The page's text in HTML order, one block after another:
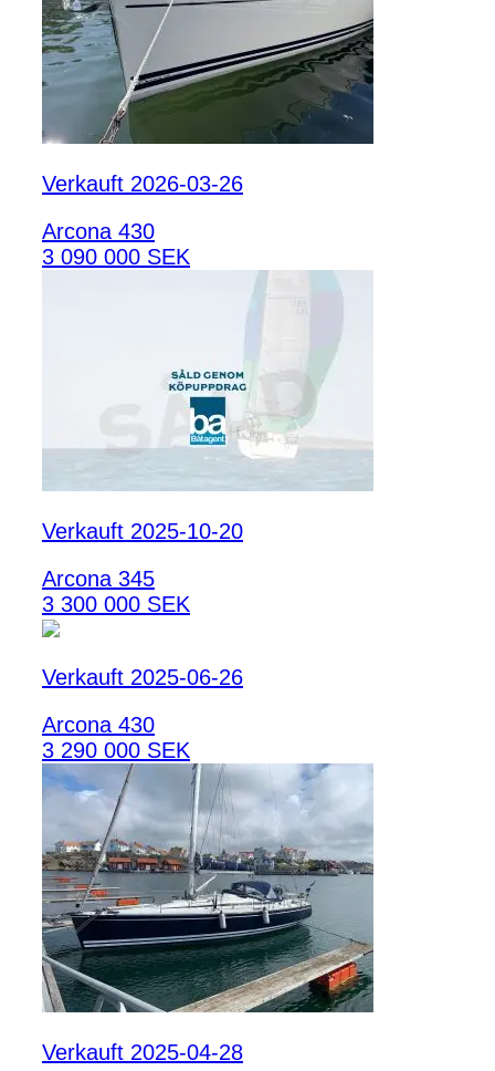
Verkauft 2026-03-26
Arcona 430
3 090 000 SEK
Verkauft 2025-10-20
Arcona 345
3 300 000 SEK
Verkauft 2025-06-26
Arcona 430
3 290 000 SEK
Verkauft 2025-04-28